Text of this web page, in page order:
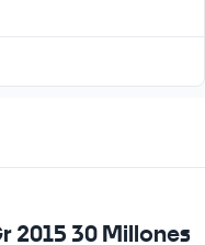
2015 30 Millones